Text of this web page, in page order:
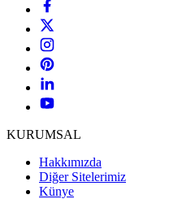
KURUMSAL
Hakkımızda
Diğer Sitelerimiz
Künye